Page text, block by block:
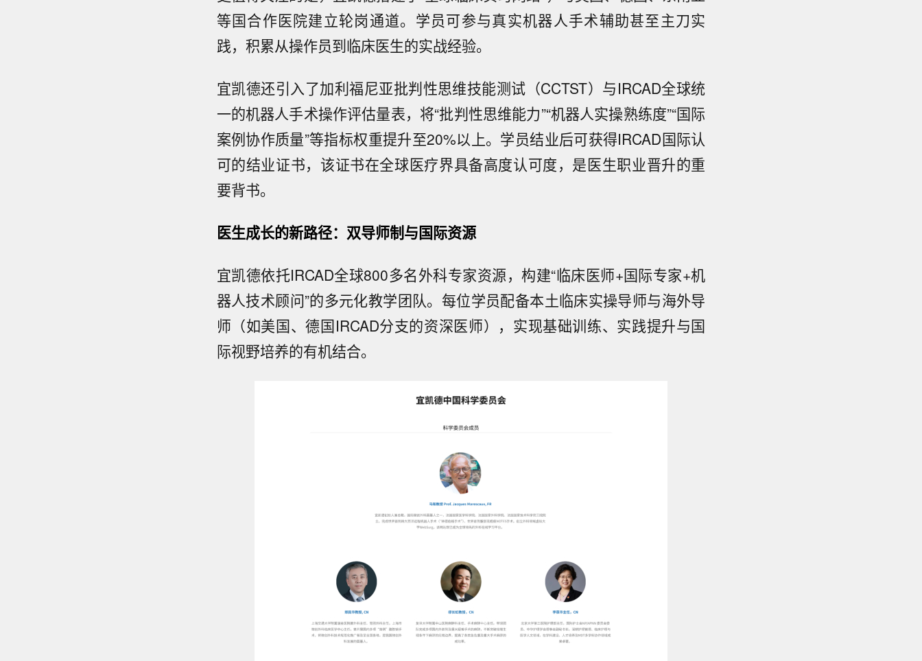
等国合作医院建立轮岗通道。学员可参与真实机器人手术辅助甚至主刀实
践，积累从操作员到临床医生的实战经验。
宜凯德还引入了加利福尼亚批判性思维技能测试（CCTST）与IRCAD全球统
一的机器人手术操作评估量表，将“批判性思维能力”“机器人实操熟练度”“国际
案例协作质量”等指标权重提升至20%以上。学员结业后可获得IRCAD国际认
可的结业证书，该证书在全球医疗界具备高度认可度，是医生职业晋升的重
要背书。
医生成长的新路径：双导师制与国际资源
宜凯德依托IRCAD全球800多名外科专家资源，构建“临床医师+国际专家+机
器人技术顾问”的多元化教学团队。每位学员配备本土临床实操导师与海外导
师（如美国、德国IRCAD分支的资深医师），实现基础训练、实践提升与国
际视野培养的有机结合。